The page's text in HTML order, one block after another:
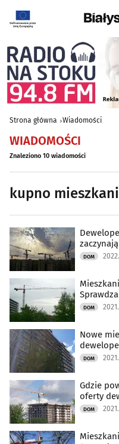
Strona główna Wiadomości
WIADOMOŚCI
Znaleziono 10 wiadomości
kupno
DOM
DOM
Nowe
DOM
Gdzie
oferty
DOM